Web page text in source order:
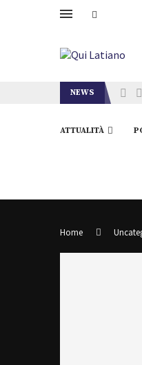
NEWS
ATTUALITÀ
Home